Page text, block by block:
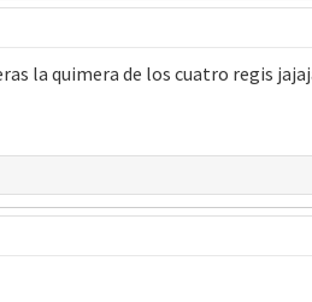
la quimera de los cuatro regis